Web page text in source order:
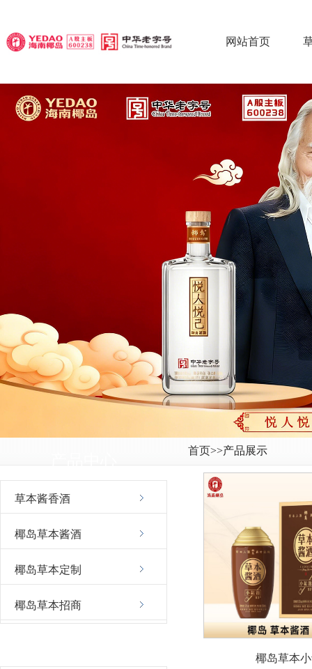
网站首页
草本酱香酒
椰岛草本酱酒
椰岛草本定制
椰岛草本招商
首页>>产品展示
椰岛草本